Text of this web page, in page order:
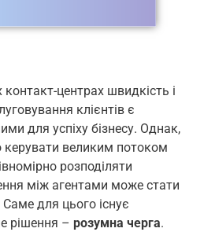
контакт-центрах швидкість і
клієнтів є
для успіху бізнесу. Однак,
керувати великим потоком
розподіляти
між агентами може стати
для цього існує
рішення – розумна черга.